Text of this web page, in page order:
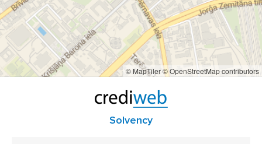
© MapTiler© OpenStreetMap contributors
Solvency